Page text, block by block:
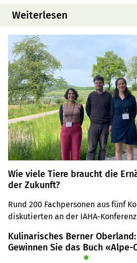
Weiterlesen
Wie viele Tiere braucht die
der Zukunft?
Rund 200 Fachpersonen aus fünf
diskutierten an der
machte Jürn Sanders vom FiBL
sind komplex und lassen sich nicht
Kulinarisches Berner Oberland:
Gewinnen Sie das Buch «Alpe-
✹